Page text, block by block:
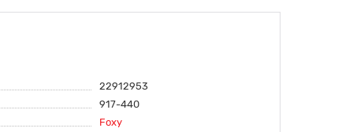
22912953
917-440
Foxy